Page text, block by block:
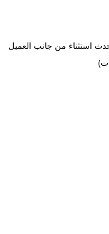
استثناء من جانب العميل